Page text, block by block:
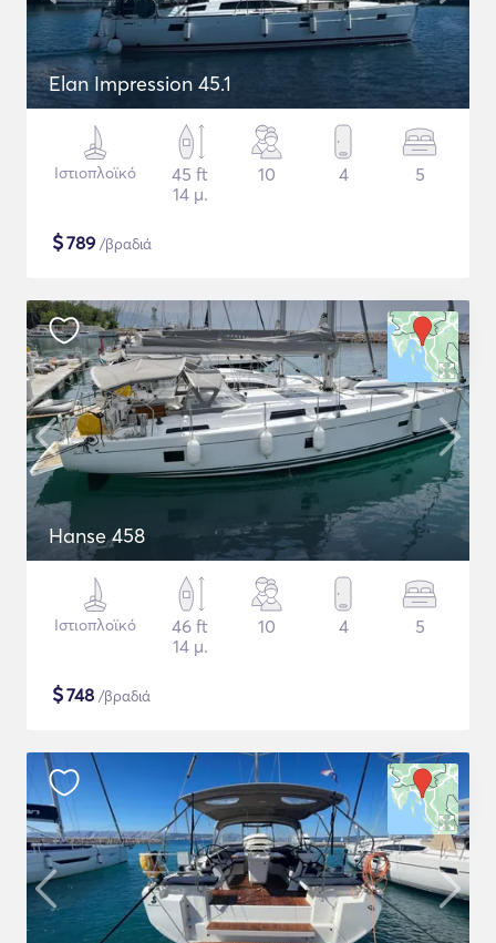
Elan Impression 45.1
Ιστιοπλοϊκό
45 ft
14 μ.
10 4 5
$789 /βραδιά
Hanse 458
Ιστιοπλοϊκό
46 ft
14 μ.
10 4 5
$748 /βραδιά